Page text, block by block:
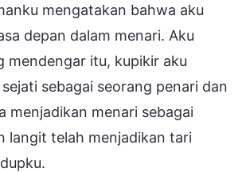
mengatakan bahwa aku
depan dalam menari. Aku
mendengar itu, kupikir aku
sebagai seorang penari dan
menjadikan menari sebagai
langit telah menjadikan tari